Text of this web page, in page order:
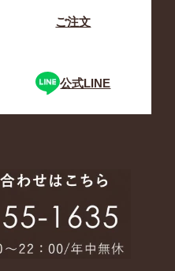
ご注文
公式LINE